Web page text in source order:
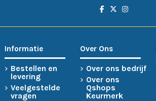
Informatie
Bestellen en
levering
Veelgestelde
vragen
Over Ons
Over ons bedrijf
Over ons
Qshops
Keurmerk